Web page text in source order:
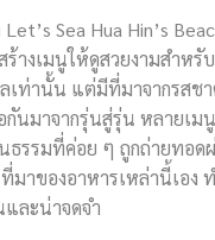
Sea Hua Hin’s
ร้างเมนูให้ดูสวยงามสำหรั
เท่านั้น แต่มีที่มาจากรสช
นมาจากรุ่นสู่รุ่น หลายเม
ธรรมที่ค่อย ๆ ถูกถ่ายทอด
มาของอาหารเหล่านี้เอง
ละน่าจดจำ